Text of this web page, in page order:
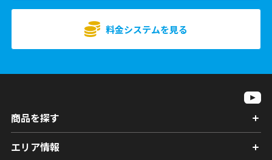
料金システムを見る
商品を探す
エリア情報